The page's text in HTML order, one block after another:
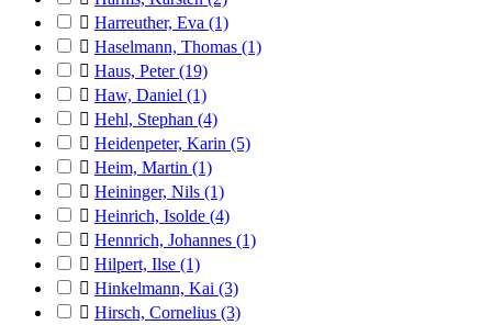
 Harreuther, Eva (1)
 Haselmann, Thomas (1)
 Haus, Peter(19)
 Haw, Daniel (1)
 Hehl, Stephan (4)
 Heidenpeter, Karin (5)
 Heim, Martin (1)
 Heininger, Nils (1)
 Heinrich, Isolde (4)
 Hennrich, Johannes (1)
 Hilpert, Ilse (1)
 Hinkelmann, Kai (3)
 Hirsch, Cornelius (3)